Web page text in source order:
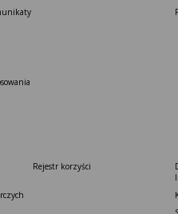
Rejestr korzyści